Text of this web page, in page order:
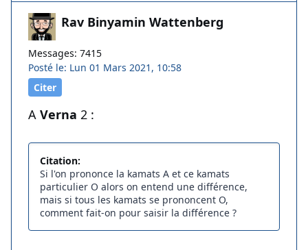
Rav Binyamin Wattenberg
Messages: 7415
Posté le: Lun 01 Mars 2021, 10:58
Citer
A Verna 2 :
Citation:
Si l'on prononce la kamats A et ce kamats
particulier O alors on entend une différence,
mais si tous les kamats se prononcent O,
comment fait-on pour saisir la différence ?